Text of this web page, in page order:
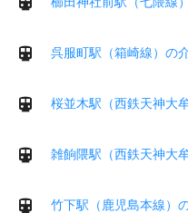
呉服町駅（箱崎線）の
桜並木駅（西鉄天神大
雑餉隈駅（西鉄天神大
竹下駅（鹿児島本線）